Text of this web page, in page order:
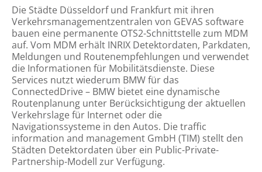
Die Städte Düsseldorf und Frankfurt mit ihren
Verkehrsmanagementzentralen von GEVAS software
bauen eine permanente OTS2-Schnittstelle zum MDM
auf. Vom MDM erhält INRIX Detektordaten, Parkdaten,
Meldungen und Routenempfehlungen und verwendet
die Informationen für Mobilitätsdienste. Diese
Services nutzt wiederum BMW für das
ConnectedDrive – BMW bietet eine dynamische
Routenplanung unter Berücksichtigung der aktuellen
Verkehrslage für Internet oder die
Navigationssysteme in den Autos. Die traffic
information and management GmbH (TIM) stellt den
Städten Detektordaten über ein Public-Private-
Partnership-Modell zur Verfügung.